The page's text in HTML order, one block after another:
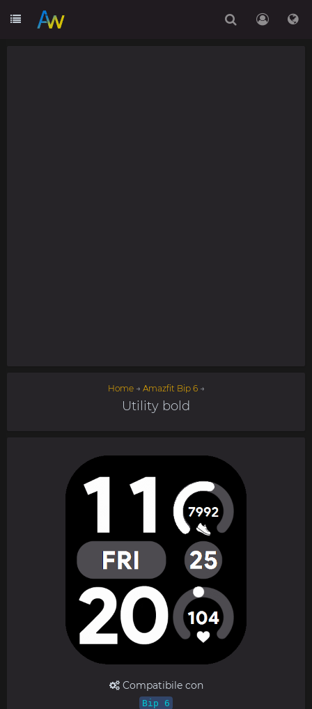
Home→ Amazfit Bip 6→
Utility bold
Compatibile con
Bip 6